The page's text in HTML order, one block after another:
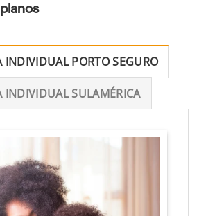
INDIVIDUAL PORTO SEGURO
INDIVIDUAL SULAMÉRICA